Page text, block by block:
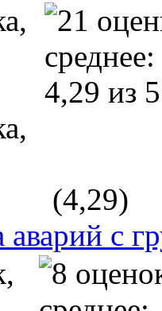
(4,29)
с